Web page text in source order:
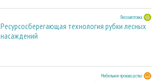
Лесозаготовка
Ресурсосберегающая технология рубки лесных
насаждений
Мебельное производство